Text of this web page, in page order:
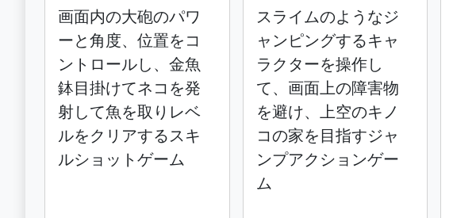
画面内の大砲のパワ
ーと角度、位置をコ
ントロールし、金魚
鉢目掛けてネコを発
射して魚を取りレベ
ルをクリアするスキ
ルショットゲーム
スライムのようなジ
ャンピングするキャ
ラクターを操作し
て、画面上の障害物
を避け、上空のキノ
コの家を目指すジャ
ンプアクションゲー
ム